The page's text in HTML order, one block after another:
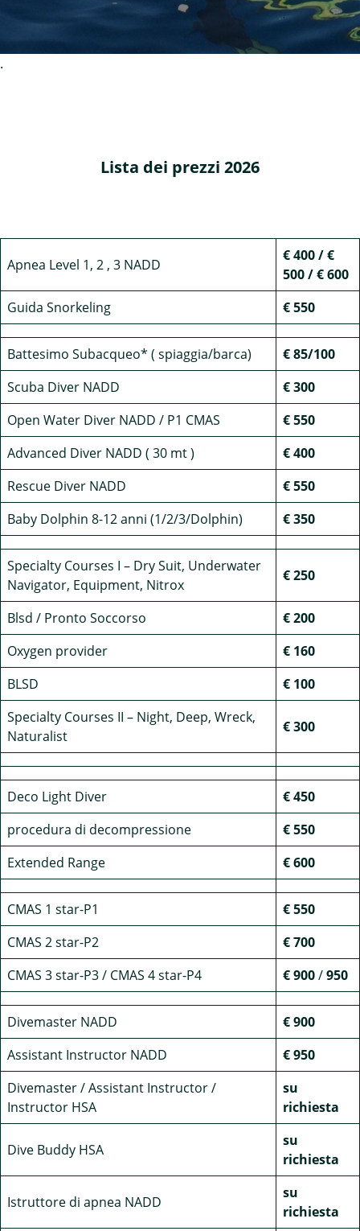
.
Lista dei prezzi 2026
Apnea Level 1, 2 , 3 NADD
€ 400 / €
500 / € 600
Guida Snorkeling
€ 550
Battesimo Subacqueo* ( spiaggia/barca)
€ 85/100
Scuba Diver NADD
€ 300
Open Water Diver NADD / P1 CMAS
€ 550
Advanced Diver NADD ( 30 mt )
€ 400
Rescue Diver NADD
€ 550
Baby Dolphin 8-12 anni (1/2/3/Dolphin)
€ 350
Specialty Courses I – Dry Suit, Underwater
Navigator, Equipment, Nitrox
€ 250
Blsd / Pronto Soccorso
€ 200
Oxygen provider
€ 160
BLSD
€ 100
Specialty Courses II – Night, Deep, Wreck,
Naturalist
€300
Deco Light Diver
€ 450
procedura di decompressione
€ 550
Extended Range
€ 600
CMAS 1 star-P1
€ 550
CMAS 2 star-P2
€ 700
CMAS 3 star-P3 / CMAS 4 star-P4
€ 900/950
Divemaster NADD
€ 900
Assistant Instructor NADD
€ 950
Divemaster / Assistant Instructor /
Instructor HSA
su
richiesta
Dive Buddy HSA
su
richiesta
Istruttore di apnea NADD
su
richiesta